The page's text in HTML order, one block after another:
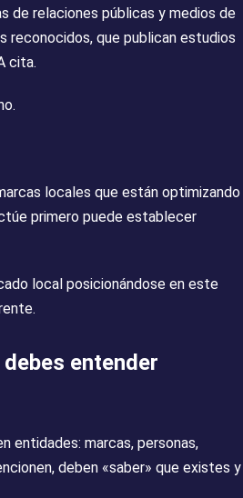
de relaciones públicas y medios de
reconocidos, que publican estudios
cita.
locales que están optimizando
primero puede establecer
local posicionándose en este
entender
entidades: marcas, personas,
deben «saber» que existes y